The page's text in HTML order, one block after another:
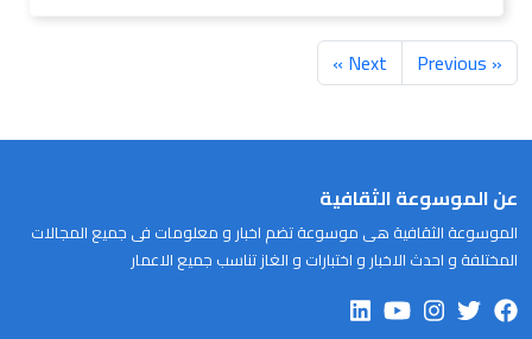
« Previous
Next »
عن الموسوعة الثقافية
الموسوعة الثقافية هى موسوعة تضم اخبار و معلومات فى جميع المجالات
المختلفة و احدث الاخبار و اختبارات و الغاز تناسب جميع الاعمار